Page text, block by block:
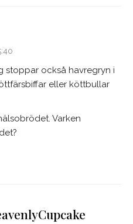
stoppar också havregryn i
eller köttbullar
Varken